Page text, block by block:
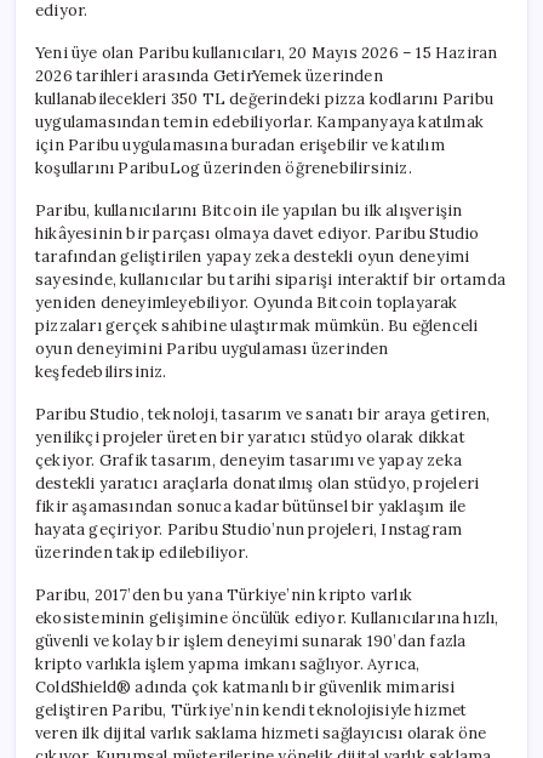
ediyor.
Yeni üye olan Paribu kullanıcıları, 20 Mayıs 2026 – 15 Haziran
2026 tarihleri arasında GetirYemek üzerinden
kullanabilecekleri 350 TL değerindeki pizza kodlarını Paribu
uygulamasından temin edebiliyorlar. Kampanyaya katılmak
için Paribu uygulamasına buradan erişebilir ve katılım
koşullarını ParibuLog üzerinden öğrenebilirsiniz.
Paribu, kullanıcılarını Bitcoin ile yapılan bu ilk alışverişin
hikâyesinin bir parçası olmaya davet ediyor. Paribu Studio
tarafından geliştirilen yapay zeka destekli oyun deneyimi
sayesinde, kullanıcılar bu tarihi siparişi interaktif bir ortamda
yeniden deneyimleyebiliyor. Oyunda Bitcoin toplayarak
pizzaları gerçek sahibine ulaştırmak mümkün. Bu eğlenceli
oyun deneyimini Paribu uygulaması üzerinden
keşfedebilirsiniz.
Paribu Studio, teknoloji, tasarım ve sanatı bir araya getiren,
yenilikçi projeler üreten bir yaratıcı stüdyo olarak dikkat
çekiyor. Grafik tasarım, deneyim tasarımı ve yapay zeka
destekli yaratıcı araçlarla donatılmış olan stüdyo, projeleri
fikir aşamasından sonuca kadar bütünsel bir yaklaşım ile
hayata geçiriyor. Paribu Studio’nun projeleri, Instagram
üzerinden takip edilebiliyor.
Paribu, 2017’den bu yana Türkiye’nin kripto varlık
ekosisteminin gelişimine öncülük ediyor. Kullanıcılarına hızlı,
güvenli ve kolay bir işlem deneyimi sunarak 190’dan fazla
kripto varlıkla işlem yapma imkanı sağlıyor. Ayrıca,
ColdShield® adında çok katmanlı bir güvenlik mimarisi
geliştiren Paribu, Türkiye’nin kendi teknolojisiyle hizmet
veren ilk dijital varlık saklama hizmeti sağlayıcısı olarak öne